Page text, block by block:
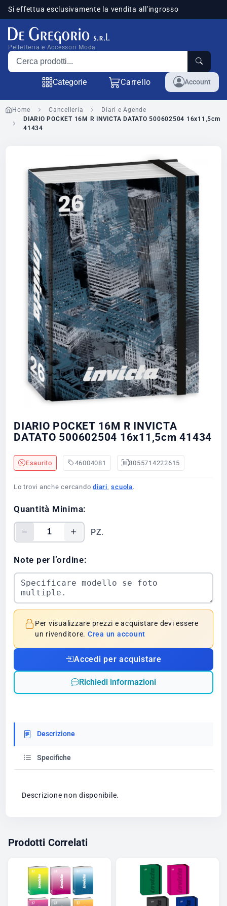
Si effettua esclusivamente la vendita all'ingrosso
Pelletteria e Accessori Moda
Cerca prodotti
Categorie Carrello Account
Home Cancelleria
Diari e Agende
DIARIO POCKET 16M R INVICTA DATATO 500602504 16x11,5cm
41434
DIARIO POCKET 16M R INVICTA
DATATO 500602504 16x11,5cm 41434
Esaurito 46004081 8055714222615
Lo trovi anche cercandodiari,scuola.
Quantità Minima:
PZ.
Note per l’ordine:
Per visualizzare prezzi e acquistare devi essere
un rivenditore. Crea un account
Accedi per acquistare
Richiedi informazioni
Descrizione
Specifiche
Descrizione non disponibile.
Prodotti Correlati